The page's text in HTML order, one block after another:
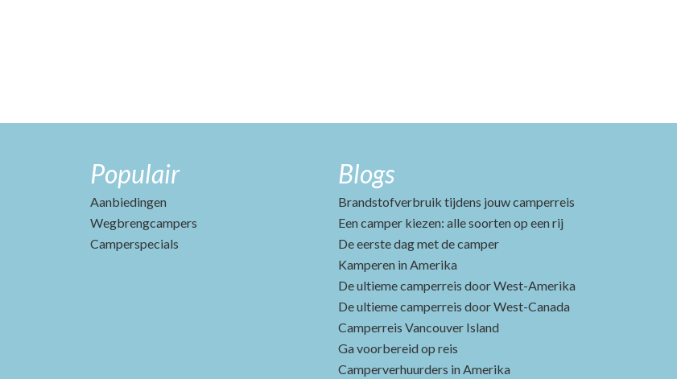
Populair
Aanbiedingen
Wegbrengcampers
Camperspecials
Blogs
Brandstofverbruik tijdens jouw camperreis
Een camper kiezen: alle soorten op een rij
De eerste dag met de camper
Kamperen in Amerika
De ultieme camperreis door West-Amerika
De ultieme camperreis door West-Canada
Camperreis Vancouver Island
Ga voorbereid op reis
Camperverhuurders in Amerika